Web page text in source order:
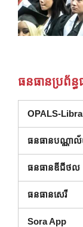
ធនធានប្រព័ន្ធ
OPALS-
ធនធានបណ្ណា
ធនធានឌីជីថល
ធនធានសេរី(បើក
Sora App